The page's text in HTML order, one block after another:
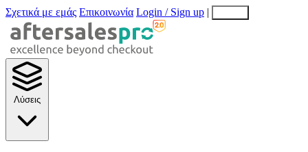
Σχετικά με εμάς Επικοινωνία Login / Sign up |
Λύσεις